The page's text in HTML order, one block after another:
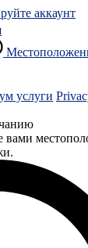
аккаунт
услуги